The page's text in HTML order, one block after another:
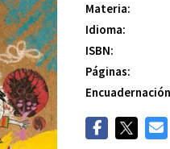
Materia:
Idioma:
ISBN:
Páginas: